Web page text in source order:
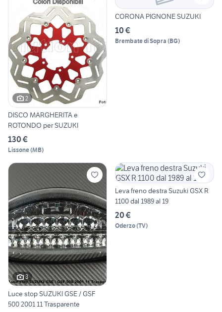
2
DISCO MARGHERITA e
ROTONDO per SUZUKI
130 €
Lissone(MB)
CORONA PIGNONE SUZUKI
10 €
Brembate di Sopra (BG)
3
Luce stop SUZUKI GSE / GSF
500 2001 11 Trasparente
Leva freno destra Suzuki GSX R
1100 dal 1989 al 19
20 €
Oderzo(TV)